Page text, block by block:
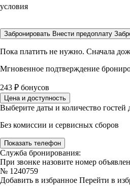
условия
Забронировать Внести предоплату
Пока платить не нужно. Сначала
Мгновенное подтверждение
243 ₽ бонусов
Цена и доступность
Выберите даты и количество
Без комиссии и сервисных сборов
Показать телефон
Служба бронирования:
При звонке назовите номер
№ 1240759
Добавить в избранное Перейти в